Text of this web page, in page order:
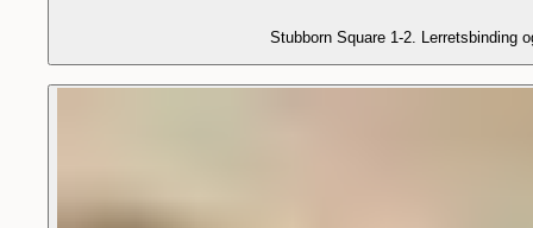
Stubborn Square 1-2. Lerretsbinding